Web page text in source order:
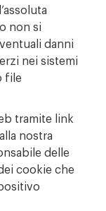
non si
danni
nei sistemi
file
tramite link
nostra
delle
cookie che